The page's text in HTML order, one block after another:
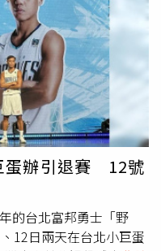
息最初由母親維多莉亞在
密自拍、做出親吻表
「Kisses」的文字，以及
度在公眾視野中亮相。
畫面裡她雙手輕托頭
的女兒，哈珀與父母的
她為「漂亮女士」
，父女關係也進入新的
張為哈珀準備沙拉的照
愛心形狀，他也在貼文
拉，希望她不會覺得這
」畫面可說是既溫馨又
蛋辦引退賽 12號
的台北富邦勇士「野
12日兩天在台北小巨蛋